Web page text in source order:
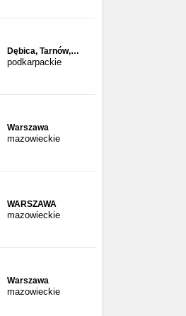
Dębica, Tarnów,…
podkarpackie
Warszawa
mazowieckie
WARSZAWA
mazowieckie
Warszawa
mazowieckie